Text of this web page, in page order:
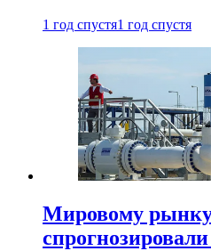
1 год спустя1 год спустя
Мировому рынку